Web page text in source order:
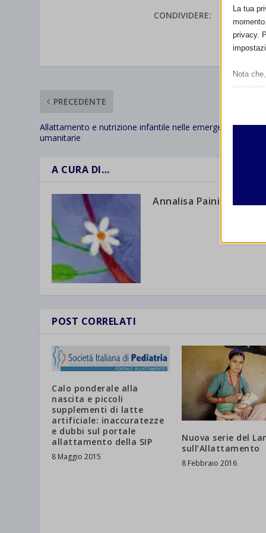
CONDIVIDERE:
PRECEDENTE
Allattamento e nutrizione infantile nelle emergenze
umanitarie
A CURA DI…
Annalisa Paini
POST CORRELATI
Calo ponderale alla
nascita e piccoli
supplementi di latte
artificiale: inaccuratezze
e dubbi sul portale
allattamento della SIP
8 Maggio 2015
Nuova serie del
sull’Allattamento
8 Febbraio 2016
La tua
privacy.
Nota
I
Altri